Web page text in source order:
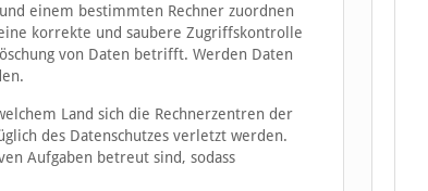
einem bestimmten Rechner zuordnen
korrekte und saubere Zugriffskontrolle
von Daten betrifft. Werden Daten
Land sich die Rechnerzentren der
des Datenschutzes verletzt werden.
Aufgaben betreut sind, sodass